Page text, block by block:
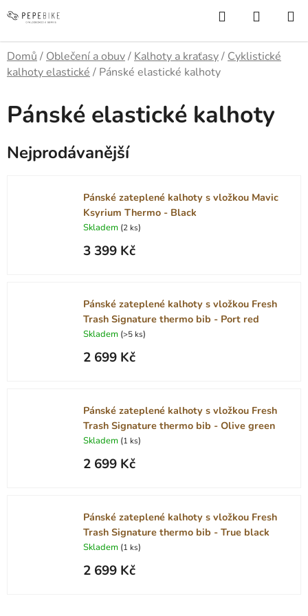
na
Hledat
KOŠÍK
Domů / Oblečení a obuv/ Kalhoty a kraťasy/ Cyklistické
kalhoty elastické / Pánské elastické kalhoty
Pánské elastické kalhoty
Nejprodávanější
Pánské zateplené kalhoty s vložkou Mavic
Ksyrium Thermo - Black
Skladem (2 ks)
3 399 Kč
Pánské zateplené kalhoty s vložkou Fresh
Trash Signature thermo bib - Port red
Skladem (>5 ks)
2 699 Kč
Pánské zateplené kalhoty s vložkou Fresh
Trash Signature thermo bib - Olive green
Skladem (1 ks)
2 699 Kč
Pánské zateplené kalhoty s vložkou Fresh
Trash Signature thermo bib - True black
Skladem (1 ks)
2 699 Kč